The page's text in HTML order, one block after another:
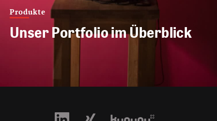
Produkte
Unser Portfolio im Überblick